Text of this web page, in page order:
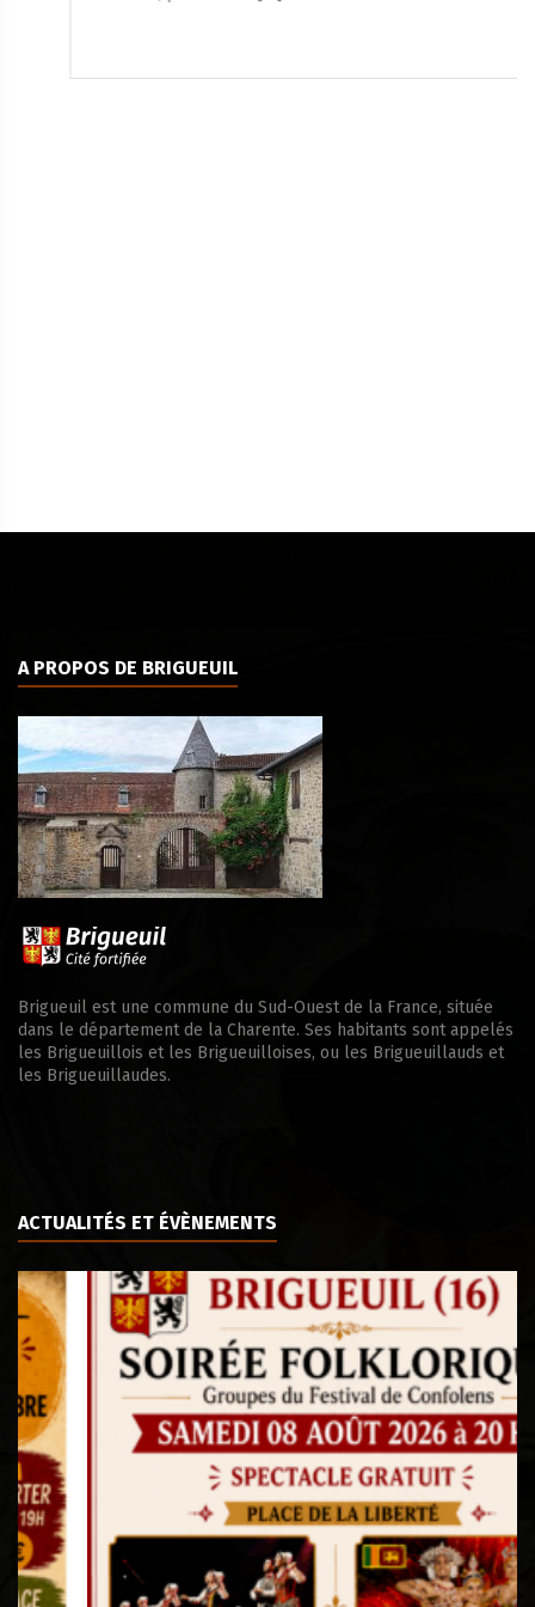
A PROPOS DE BRIGUEUIL
Brigueuil est une commune du Sud-Ouest de la France, située
dans le département de la Charente. Ses habitants sont appelés
les Brigueuillois et les Brigueuilloises, ou les Brigueuillauds et
les Brigueuillaudes.
ACTUALITÉS ET ÉVÈNEMENTS